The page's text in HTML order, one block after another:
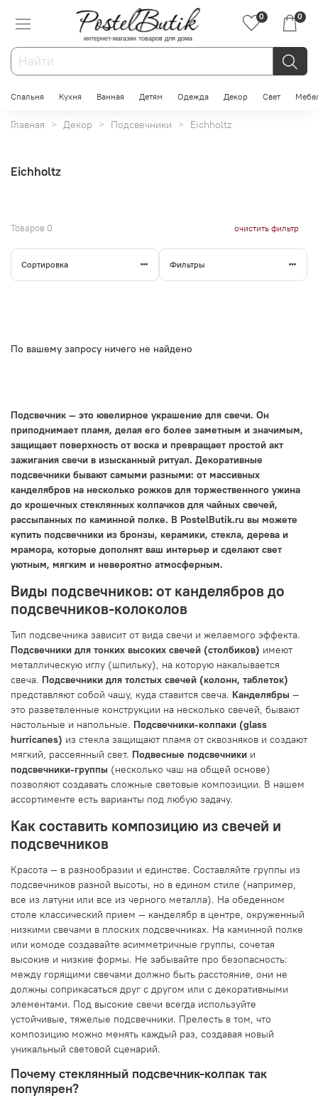
интернет-магазин товаров для дома
0 0
Спальня Кухня Ванная Детям Одежда Декор Свет
Главная Декор Подсвечники Eichholtz
Eichholtz
Товаров 0 очистить фильтр
Сортировка Фильтры
По вашему запросу ничего не найдено
Подсвечник — это ювелирное украшение для свечи. Он
приподнимает пламя, делая его более заметным и значимым,
защищает поверхность от воска и превращает простой акт
зажигания свечи в изысканный ритуал. Декоративные
подсвечники бывают самыми разными: от массивных
канделябров на несколько рожков для торжественного ужина
до крошечных стеклянных колпачков для чайных свечей,
рассыпанных по каминной полке. В PostelButik.ru вы можете
купить подсвечники из бронзы, керамики, стекла, дерева и
мрамора, которые дополнят ваш интерьер и сделают свет
уютным, мягким и невероятно атмосферным.
Виды подсвечников: от канделябров до
подсвечников-колоколов
Тип подсвечника зависит от вида свечи и желаемого эффекта.
Подсвечники для тонких высоких свечей (столбиков) имеют
металлическую иглу (шпильку), на которую накалывается
свеча. Подсвечники для толстых свечей (колонн, таблеток)
представляют собой чашу, куда ставится свеча. Канделябры —
это разветвленные конструкции на несколько свечей, бывают
настольные и напольные. Подсвечники-колпаки (glass
hurricanes) из стекла защищают пламя от сквозняков и создают
мягкий, рассеянный свет. Подвесные подсвечники и
подсвечники-группы (несколько чаш на общей основе)
позволяют создавать сложные световые композиции. В нашем
ассортименте есть варианты под любую задачу.
Как составить композицию из свечей и
подсвечников
Красота — в разнообразии и единстве. Составляйте группы из
подсвечников разной высоты, но в едином стиле (например,
все из латуни или все из черного металла). На обеденном
столе классический прием — канделябр в центре, окруженный
низкими свечами в плоских подсвечниках. На каминной полке
или комоде создавайте асимметричные группы, сочетая
высокие и низкие формы. Не забывайте про безопасность:
между горящими свечами должно быть расстояние, они не
должны соприкасаться друг с другом или с декоративными
элементами. Под высокие свечи всегда используйте
устойчивые, тяжелые подсвечники. Прелесть в том, что
композицию можно менять каждый раз, создавая новый
уникальный световой сценарий.
Почему стеклянный подсвечник-колпак так
популярен?